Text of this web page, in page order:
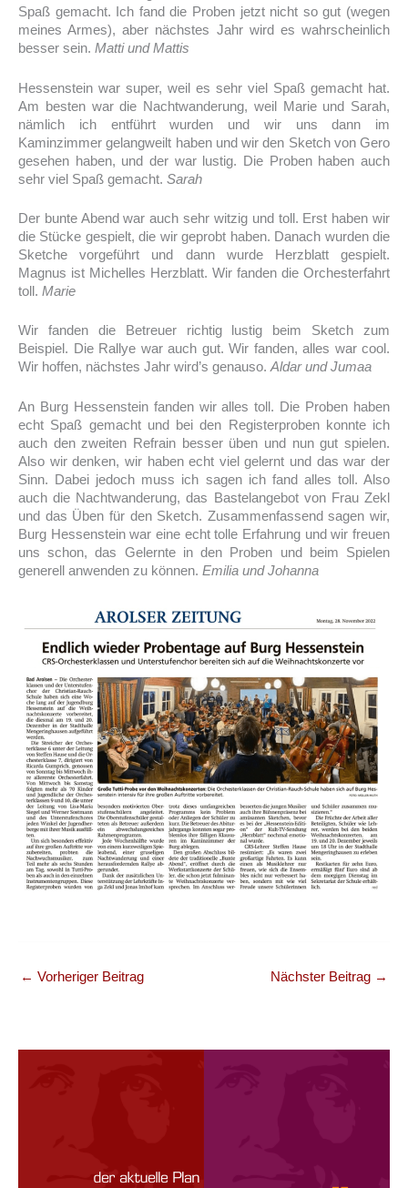
Spaß gemacht. Ich fand die Proben jetzt nicht so gut (wegen
meines Armes), aber nächstes Jahr wird es wahrscheinlich
besser sein. Matti und Mattis
Hessenstein war super, weil es sehr viel Spaß gemacht hat.
Am besten war die Nachtwanderung, weil Marie und Sarah,
nämlich ich entführt wurden und wir uns dann im
Kaminzimmer gelangweilt haben und wir den Sketch von Gero
gesehen haben, und der war lustig. Die Proben haben auch
sehr viel Spaß gemacht. Sarah
Der bunte Abend war auch sehr witzig und toll. Erst haben wir
die Stücke gespielt, die wir geprobt haben. Danach wurden die
Sketche vorgeführt und dann wurde Herzblatt gespielt.
Magnus ist Michelles Herzblatt. Wir fanden die Orchesterfahrt
toll. Marie
Wir fanden die Betreuer richtig lustig beim Sketch zum
Beispiel. Die Rallye war auch gut. Wir fanden, alles war cool.
Wir hoffen, nächstes Jahr wird’s genauso.Aldar und Jumaa
An Burg Hessenstein fanden wir alles toll. Die Proben haben
echt Spaß gemacht und bei den Registerproben konnte ich
auch den zweiten Refrain besser üben und nun gut spielen.
Also wir denken, wir haben echt viel gelernt und das war der
Sinn. Dabei jedoch muss ich sagen ich fand alles toll. Also
auch die Nachtwanderung, das Bastelangebot von Frau Zekl
und das Üben für den Sketch. Zusammenfassend sagen wir,
Burg Hessenstein war eine echt tolle Erfahrung und wir freuen
uns schon, das Gelernte in den Proben und beim Spielen
generell anwenden zu können. Emilia und Johanna
← Vorheriger Beitrag Nächster Beitrag →